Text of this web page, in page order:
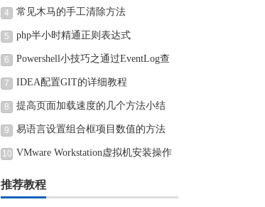
细步骤
4 常见木马的手工清除方法
5 php半小时精通正则表达式
6
Powershell小技巧之通过EventLog查
看近期电脑开机和关机时间
7 IDEA配置GIT的详细教程
8 提高页面加载速度的几个方法小结
9 易语言设置组合框项目数值的方法
10 VMware Workstation虚拟机安装操作
推荐教程